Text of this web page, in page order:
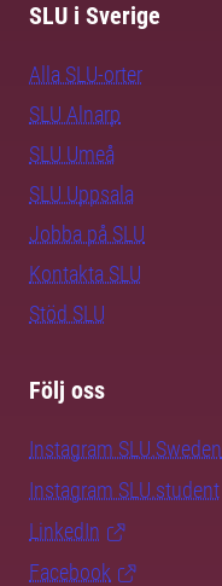
SLU i Sverige
Alla SLU-orter
SLU Alnarp
SLU Umeå
SLU Uppsala
Jobba på SLU
Kontakta SLU
Stöd SLU
Följ oss
Instagram SLU.Sweden
Instagram SLU.student
LinkedIn
Facebook